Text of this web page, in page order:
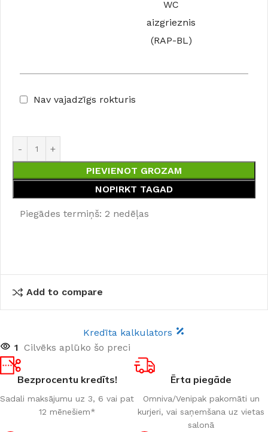
WC
aizgrieznis
(RAP-BL)
Nav vajadzīgs rokturis
PIEVIENOT GROZAM
NOPIRKT TAGAD
Piegādes termiņš: 2 nedēļas
Add to compare
Kredīta kalkulators
1 Cilvēks aplūko šo preci
Bezprocentu kredīts!
Sadali maksājumu uz 3, 6 vai pat
12 mēnešiem*
Ērta piegāde
Omniva/Venipak pakomāti un
kurjeri, vai saņemšana uz vietas
salonā